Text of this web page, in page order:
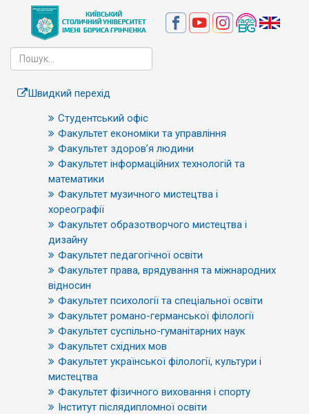
Швидкий перехід
Студентський офіс
Факультет економіки та управління
Факультет здоров’я людини
Факультет інформаційних технологій та
математики
Факультет музичного мистецтва і
хореографії
Факультет образотворчого мистецтва і
дизайну
Факультет педагогічної освіти
Факультет права, врядування та міжнародних
відносин
Факультет психології та спеціальної освіти
Факультет романо-германської філології
Факультет суспільно-гуманітарних наук
Факультет східних мов
Факультет української філології, культури і
мистецтва
Факультет фізичного виховання і спорту
Інститут післядипломної освіти